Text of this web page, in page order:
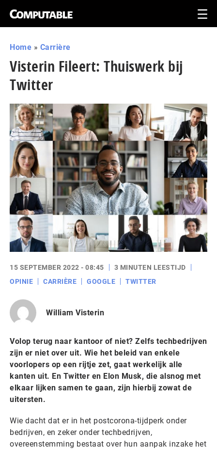
Home » Carrière
Visterin Fileert: Thuiswerk bij
Twitter
15 SEPTEMBER 2022 - 08:45
3 MINUTEN LEESTIJD
OPINIE
CARRIÈRE GOOGLE TWITTER
William Visterin
Volop terug naar kantoor of niet? Zelfs techbedrijven
zijn er niet over uit. Wie het beleid van enkele
voorlopers op een rijtje zet, gaat werkelijk alle
kanten uit. En Twitter en Elon Musk, die alsnog met
elkaar lijken samen te gaan, zijn hierbij zowat de
uitersten.
Wie dacht dat er in het postcorona-tijdperk onder
bedrijven, en zeker onder techbedrijven,
overeenstemming bestaat over hun aanpak inzake het